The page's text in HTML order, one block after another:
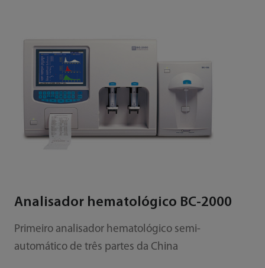
Analisador hematológico BC-2000
Primeiro analisador hematológico semi-
automático de três partes da China